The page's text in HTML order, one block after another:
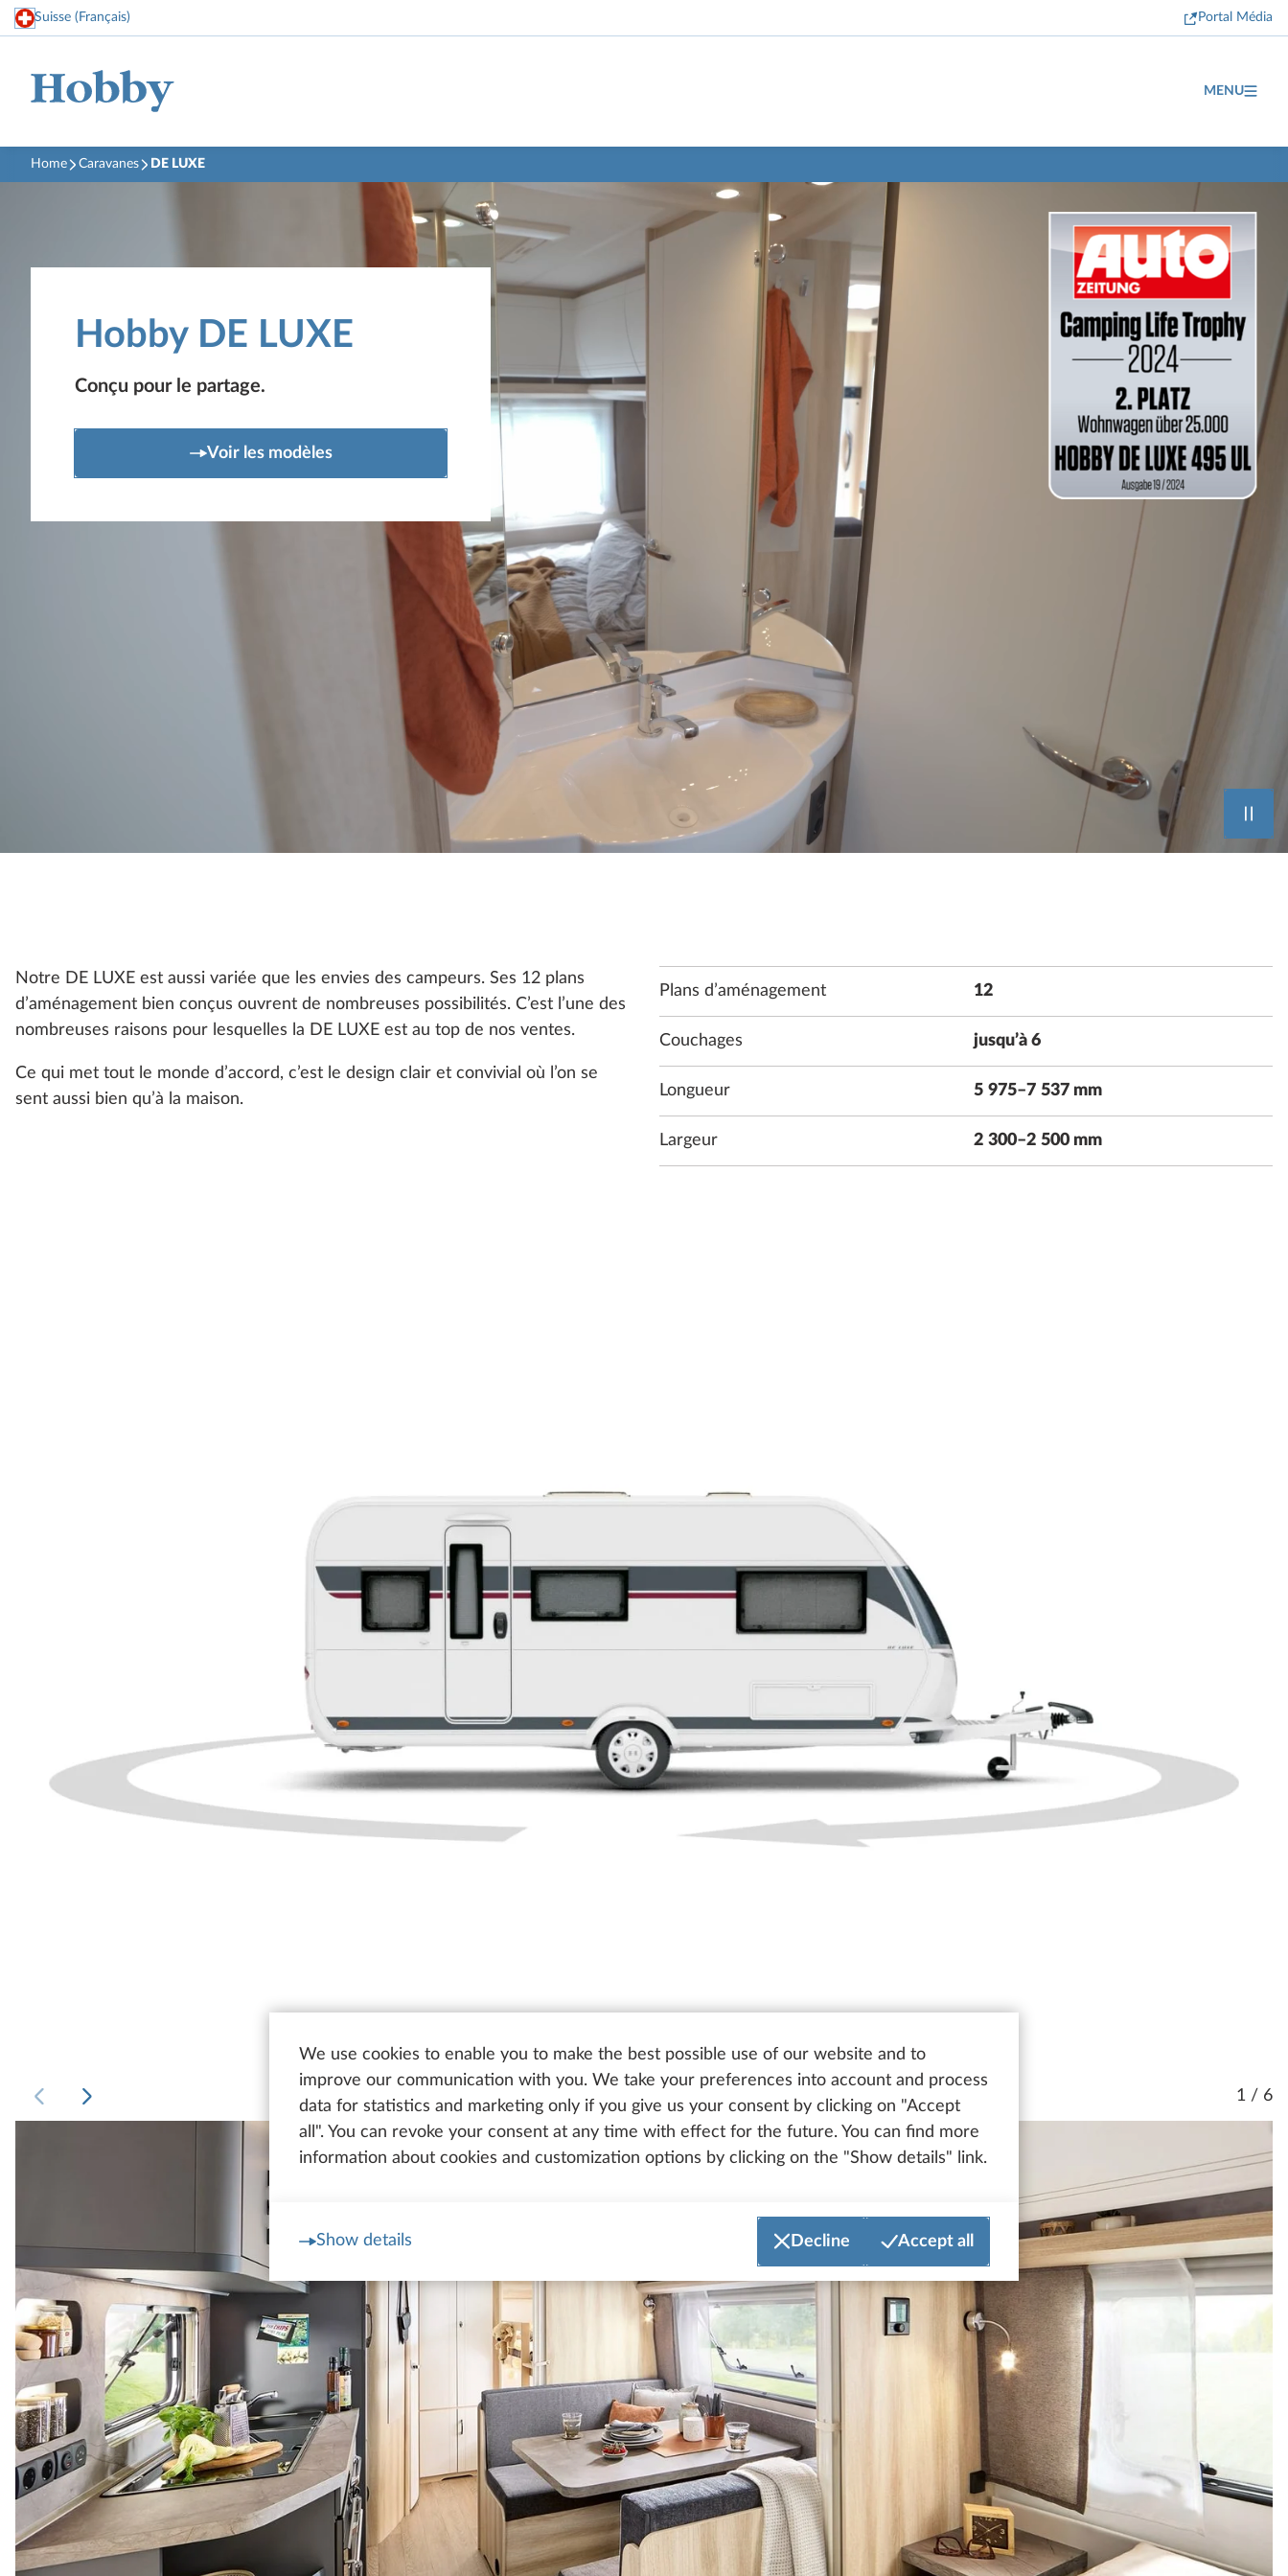
We use cookies to enable you to make the best possible use of our website and to
improve our communication with you. We take your preferences into account and process
data for statistics and marketing only if you give us your consent by clicking on "Accept
all". You can revoke your consent at any time with effect for the future. You can find more
information about cookies and customization options by clicking on the "Show details" link.
Show details Decline Accept all
Suisse (Français) Portal Média
MENU
Home Caravanes DE LUXE
Hobby DE LUXE
Conçu pour le partage.
Voir les modèles
Notre DE LUXE est aussi variée que les envies des campeurs. Ses 12 plans
d’aménagement bien conçus ouvrent de nombreuses possibilités. C’est l’une des
nombreuses raisons pour lesquelles la DE LUXE est au top de nos ventes.
Ce qui met tout le monde d’accord, c’est le design clair et convivial où l’on se
sent aussi bien qu’à la maison.
Plans d’aménagement 12
Couchages jusqu’à 6
Longueur 5 975–7 537 mm
Largeur 2 300–2 500 mm
1 / 6